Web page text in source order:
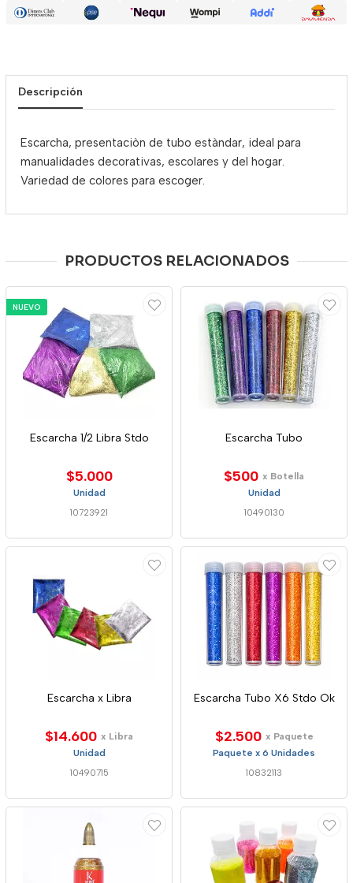
Descripción
Escarcha, presentaciòn de tubo estàndar, ideal para
manualidades decorativas, escolares y del hogar.
Variedad de colores para escoger.
PRODUCTOS RELACIONADOS
NUEVO
Escarcha 1/2 Libra Stdo
$5.000
Unidad
10723921
Escarcha Tubo
$500 x Botella
Unidad
10490130
Escarcha x Libra
$14.600 x Libra
Unidad
10490715
Escarcha Tubo X6 Stdo Ok
$2.500 x Paquete
Paquete x 6 Unidades
10832113